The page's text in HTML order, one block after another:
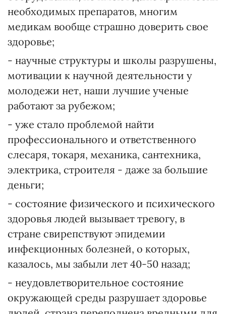
необходимых препаратов, многим
медикам вообще страшно доверить свое
здоровье;
- научные структуры и школы разрушены,
мотивации к научной деятельности у
молодежи нет, наши лучшие ученые
работают за рубежом;
- уже стало проблемой найти
профессионального и ответственного
слесаря, токаря, механика, сантехника,
электрика, строителя - даже за большие
деньги;
- состояние физического и психического
здоровья людей вызывает тревогу, в
стране свирепствуют эпидемии
инфекционных болезней, о которых,
казалось, мы забыли лет 40-50 назад;
- неудовлетворительное состояние
окружающей среды разрушает здоровье